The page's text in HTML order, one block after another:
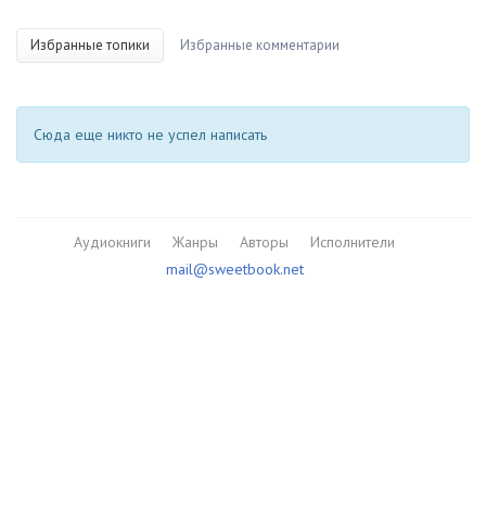
Избранные топики Избранные комментарии
Сюда еще никто не успел написать
Аудиокниги Жанры Авторы
Исполнители
mail@sweetbook.net